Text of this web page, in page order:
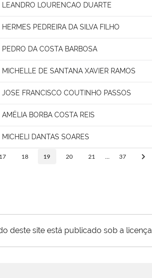
LEANDRO LOURENCAO DUARTE
HERMES PEDREIRA DA SILVA FILHO
PEDRO DA COSTA BARBOSA
MICHELLE DE SANTANA XAVIER RAMOS
JOSE FRANCISCO COUTINHO PASSOS
AMÉLIA BORBA COSTA REIS
MICHELI DANTAS SOARES
17 18 19 20 21 37
deste site está publicado sob a licença